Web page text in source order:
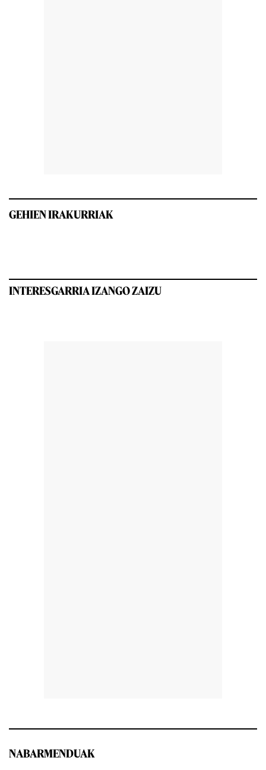
GEHIEN IRAKURRIAK
INTERESGARRIA IZANGO ZAIZU
NABARMENDUAK